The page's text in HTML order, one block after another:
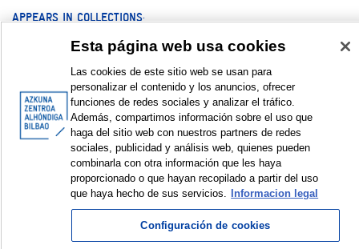
APPEARS IN COLLECTIONS:
Documentation:
Galería de fotos | Argazki galeria | Photo gallery © Azkuna
Zentroa - Alhóndiga Bilbao
DISPLAY IN DUBLIN CORE FORMAT
© Azkuna Zentroa - Alhóndiga Bilbao
Esta página web usa cookies
Las cookies de este sitio web se usan para
personalizar el contenido y los anuncios, ofrecer
funciones de redes sociales y analizar el tráfico.
Además, compartimos información sobre el uso que
haga del sitio web con nuestros partners de redes
sociales, publicidad y análisis web, quienes pueden
combinarla con otra información que les haya
proporcionado o que hayan recopilado a partir del uso
que haya hecho de sus servicios.
Informacion legal
Configuración de cookies